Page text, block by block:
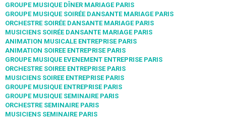
GROUPE MUSIQUE DÎNER MARIAGE PARIS
GROUPE MUSIQUE SOIRÉE DANSANTE MARIAGE PARIS
ORCHESTRE SOIRÉE DANSANTE MARIAGE PARIS
MUSICIENS SOIRÉE DANSANTE MARIAGE PARIS
ANIMATION MUSICALE ENTREPRISE PARIS
ANIMATION SOIREE ENTREPRISE PARIS
GROUPE MUSIQUE EVENEMENT ENTREPRISE PARIS
ORCHESTRE SOIREE ENTREPRISE PARIS
MUSICIENS SOIREE ENTREPRISE PARIS
GROUPE MUSIQUE ENTREPRISE PARIS
GROUPE MUSIQUE SEMINAIRE PARIS
ORCHESTRE SEMINAIRE PARIS
MUSICIENS SEMINAIRE PARIS